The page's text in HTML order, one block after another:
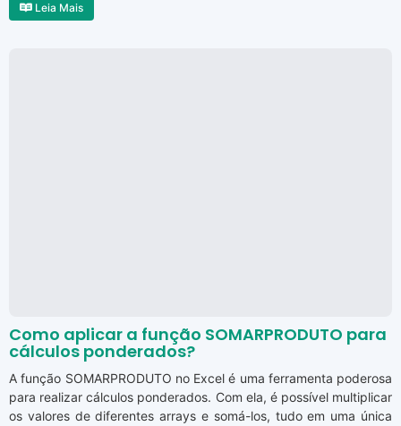
Leia Mais
Como aplicar a função SOMARPRODUTO para
cálculos ponderados?
A função SOMARPRODUTO no Excel é uma ferramenta poderosa
para realizar cálculos ponderados. Com ela, é possível multiplicar
os valores de diferentes arrays e somá-los, tudo em uma única